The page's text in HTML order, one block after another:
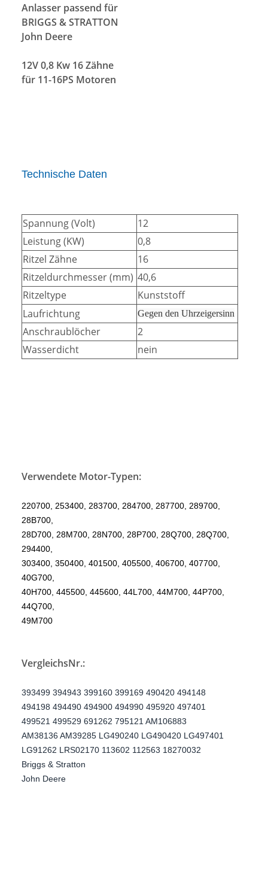
Anlasser passend für
BRIGGS & STRATTON
John Deere
12V 0,8 Kw 16 Zähne
für 11-16PS Motoren
Technische Daten
Spannung (Volt)
12
Leistung (KW)
0,8
Ritzel Zähne
16
Ritzeldurchmesser (mm) 40,6
Ritzeltype
Kunststoff
Laufrichtung
Gegen den Uhrzeigersinn
Anschraublöcher
2
Wasserdicht
nein
Verwendete Motor-Typen:
220700, 253400, 283700, 284700, 287700, 289700,
28B700,
28D700, 28M700, 28N700, 28P700, 28Q700, 28Q700,
294400,
303400, 350400, 401500, 405500, 406700, 407700,
40G700,
40H700, 445500, 445600, 44L700, 44M700, 44P700,
44Q700,
49M700
VergleichsNr.:
393499 394943 399160 399169 490420 494148
494198 494490 494900 494990 495920 497401
499521 499529 691262 795121 AM106883
AM38136 AM39285 LG490240 LG490420 LG497401
LG91262 LRS02170 113602 112563 18270032
Briggs & Stratton
John Deere